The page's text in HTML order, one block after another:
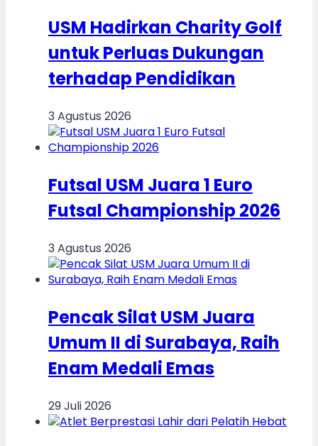
USM Hadirkan Charity Golf
untuk Perluas Dukungan
terhadap Pendidikan
3 Agustus 2026
Futsal USM Juara 1 Euro
Futsal Championship 2026
3 Agustus 2026
Pencak Silat USM Juara
Umum II di Surabaya, Raih
Enam Medali Emas
29 Juli 2026